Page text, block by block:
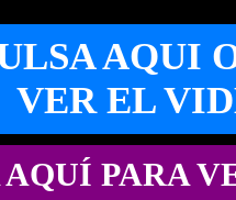
AQUI
VER EL
AQUÍ PARA